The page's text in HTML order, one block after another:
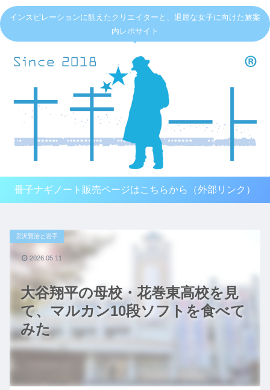
インスピレーションに飢えたクリエイターと、退屈な女子に向けた旅案
内レポサイト
冊子ナギノート販売ページはこちらから（外部リンク）
大谷翔平の母校・花巻東高校を見
て、マルカン10段ソフトを食べて
みた
宮沢賢治と岩手
2026.05.11